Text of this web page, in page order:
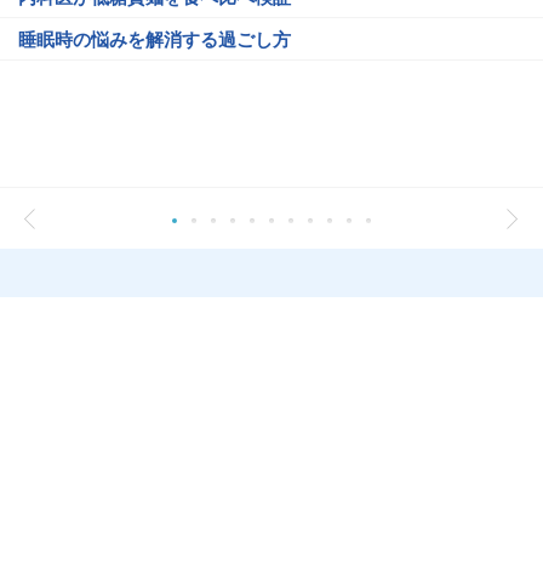
睡眠時の悩みを解消する過ごし方